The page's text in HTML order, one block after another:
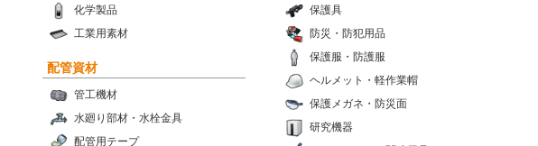
化学製品
工業用素材
保護具
防災・防犯用品
保護服・防護服
ヘルメット・軽作業帽
保護メガネ・防災面
研究機器
配管資材
管工機材
水廻り部材・水栓金具
配管用テープ